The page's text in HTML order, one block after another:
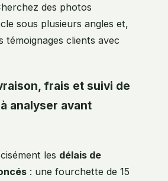
des photos
sous plusieurs angles et,
témoignages clients avec
frais et suivi de
analyser avant
les délais de
: une fourchette de 15